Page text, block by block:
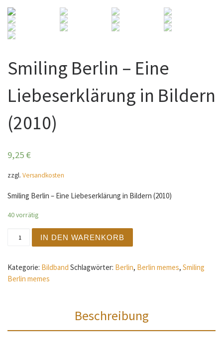
Smiling Berlin – Eine
Liebeserklärung in Bildern
(2010)
9,25 €
zzgl. Versandkosten
Smiling Berlin – Eine Liebeserklärung in Bildern (2010)
40 vorrätig
IN DEN WARENKORB
Kategorie: Bildband Schlagwörter: Berlin, Berlin memes, Smiling
Berlin memes
Beschreibung